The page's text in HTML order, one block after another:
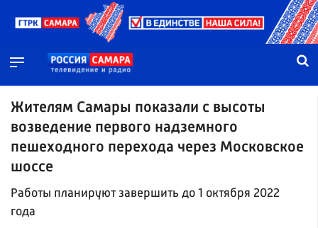
Жителям Самары показали с высоты
возведение первого надземного
пешеходного перехода через Московское
шоссе
Работы планируют завершить до 1 октября 2022
года